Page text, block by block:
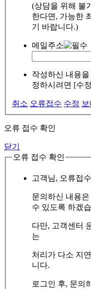
(상담을 위해 불
한다면, 가능한
기 바랍니다.)
메일주소
작성하신 내용
정하시려면 [수
취소 오류접수 수정 보
오류 접수 확인
닫기
오류 접수 확인
고객님, 오류접
문의하신 내용
수 있도록 하겠
다만, 고객센터
는
처리가 다소 지
니다.
로그인 후, 문의